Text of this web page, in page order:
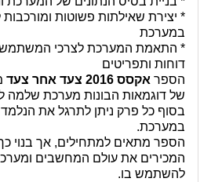
* יצירת שאילתות פשוטות ומורכבות
במערכת
* התאמת המערכת לצרכי
דוחות ותפריטים
הספר אקסס 2016 צעד אחר צעד
של דוגמאות הבונות מערכת שלמה
בסוף כל פרק ניתן לתרגל את הנלמד
במערכת.
הספר מתאים למתחילים, אך בנוי
המכירים את עולם המחשבים
להשתמש בו.